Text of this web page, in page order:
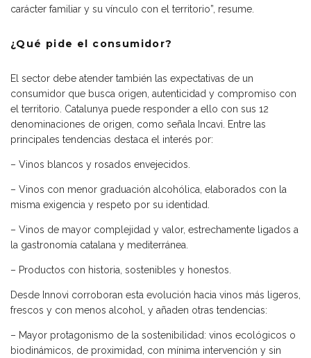
carácter familiar y su vínculo con el territorio”, resume.
¿Q ué pide el consumidor?
El sector debe atender también las expectativas de un
consumidor que busca origen, autenticidad y compromiso con
el territorio. Catalunya puede responder a ello con sus 12
denominaciones de origen, como señala Incavi. Entre las
principales tendencias destaca el interés por:
– Vinos blancos y rosados envejecidos.
– Vinos con menor graduación alcohólica, elaborados con la
misma exigencia y respeto por su identidad.
– Vinos de mayor complejidad y valor, estrechamente ligados a
la gastronomía catalana y mediterránea.
– Productos con historia, sostenibles y honestos.
Desde Innovi corroboran esta evolución hacia vinos más ligeros,
frescos y con menos alcohol, y añaden otras tendencias:
– Mayor protagonismo de la sostenibilidad: vinos ecológicos o
biodinámicos, de proximidad, con mínima intervención y sin